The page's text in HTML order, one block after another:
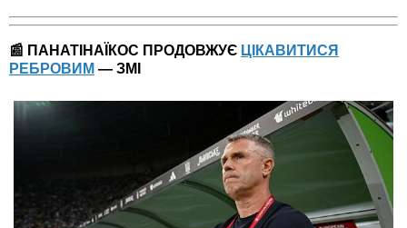
📰 ПАНАТІНАЇКОС ПРОДОВЖУЄ ЦІКАВИТИСЯ
РЕБРОВИМ — ЗМІ